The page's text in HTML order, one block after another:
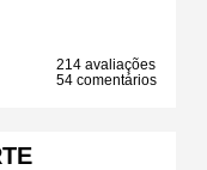
214 avaliações
54 comentários